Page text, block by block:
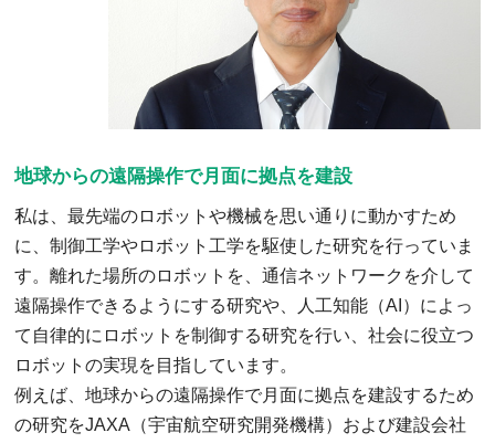
地球からの遠隔操作で月面に拠点を建設
私は、最先端のロボットや機械を思い通りに動かすため
に、制御工学やロボット工学を駆使した研究を行っていま
す。離れた場所のロボットを、通信ネットワークを介して
遠隔操作できるようにする研究や、人工知能（AI）によっ
て自律的にロボットを制御する研究を行い、社会に役立つ
ロボットの実現を目指しています。
例えば、地球からの遠隔操作で月面に拠点を建設するため
の研究をJAXA（宇宙航空研究開発機構）および建設会社